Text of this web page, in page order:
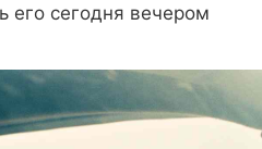
его сегодня вечером